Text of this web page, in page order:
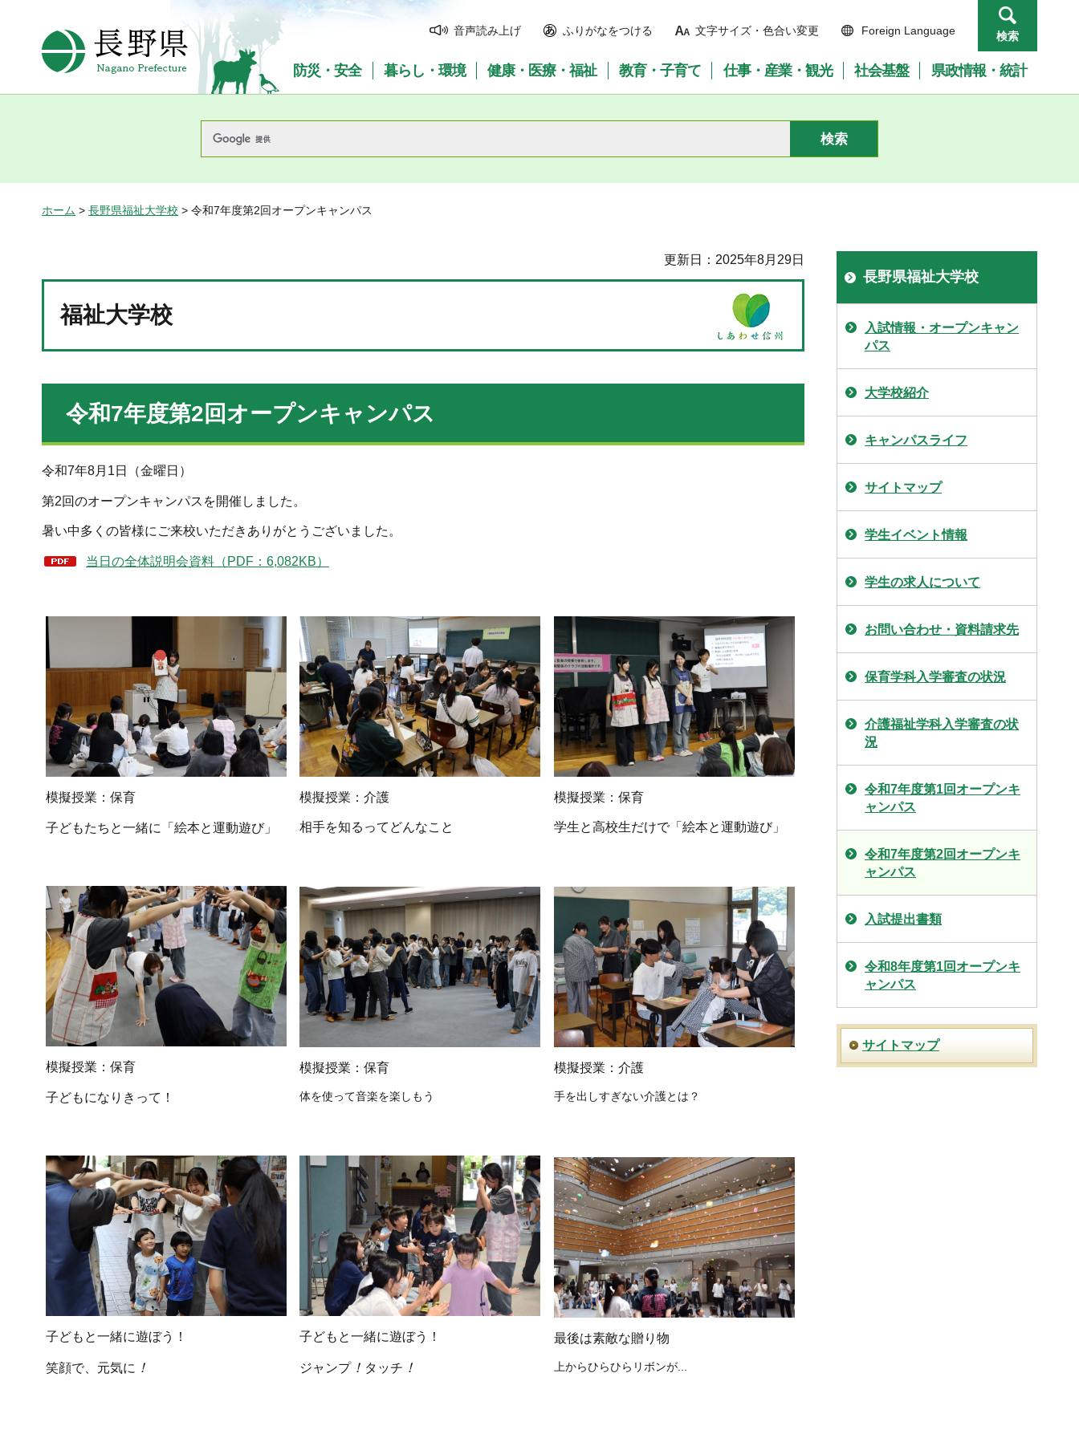
長野県Nagano Prefecture
音声読み上げ ふりがなをつける 文字サイズ・色合い変更 Foreign Language 検索
防災・安全 暮らし・環境 健康・医療・福祉 教育・子育て 仕事・産業・観光 社会基盤 県政情報・統計
ホーム > 長野県福祉大学校 > 令和7年度第2回オープンキャンパス
更新日：2025年8月29日
福祉大学校
令和7年度第2回オープンキャンパス
令和7年8月1日（金曜日）
第2回のオープンキャンパスを開催しました。
暑い中多くの皆様にご来校いただきありがとうございました。
当日の全体説明会資料（PDF：6,082KB）
模擬授業：保育
子どもたちと一緒に「絵本と運動遊び」
模擬授業：介護
相手を知るってどんなこと
模擬授業：保育
学生と高校生だけで「絵本と運動遊び」
模擬授業：保育
子どもになりきって！
模擬授業：保育
体を使って音楽を楽しもう
模擬授業：介護
手を出しすぎない介護とは？
子どもと一緒に遊ぼう！
笑顔で、元気に ！
子どもと一緒に遊ぼう！
ジャンプ！ タッチ ！
最後は素敵な贈り物
上からひらひらリボンが...
長野県福祉大学校
入試情報・オープンキャン
パス
大学校紹介
キャンパスライフ
サイトマップ
学生イベント情報
学生の求人について
お問い合わせ・資料請求先
保育学科入学審査の状況
介護福祉学科入学審査の状
況
令和7年度第1回オープンキ
ャンパス
令和7年度第2回オープンキ
ャンパス
入試提出書類
令和8年度第1回オープンキ
ャンパス
サイトマップ